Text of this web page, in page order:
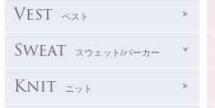
Vest ベスト
Sweat スウェット/パーカー
Knit ニット